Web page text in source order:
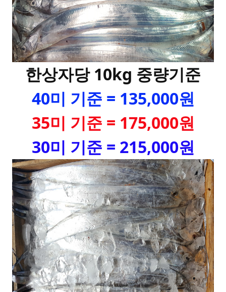
한상자당 10kg 중량기준
40미 기준 = 135,000원
35미 기준 = 175,000원
30미 기준 = 215,000원